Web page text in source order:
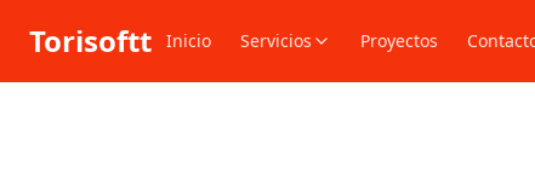
Torisoftt Inicio Servicios Proyectos